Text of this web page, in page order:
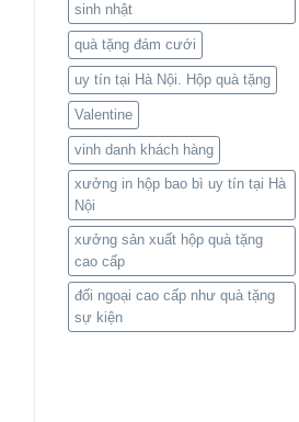
sinh nhật
quà tặng đám cưới
uy tín tại Hà Nội. Hộp quà tặng
Valentine
vinh danh khách hàng
xưởng in hộp bao bì uy tín tại Hà
Nội
xưởng sản xuất hộp quà tặng
cao cấp
đối ngoại cao cấp như quà tặng
sự kiện